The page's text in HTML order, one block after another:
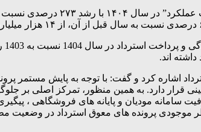
اند.
اشاره کرد و گفت: با توجه به پایش مستمر
قرار دارد. به همین منظور، تمرکز اصلی بر
سامانه مودیان و پایانه های فروشگاهی ،
پرونده های معوق استرداد در وضعیت